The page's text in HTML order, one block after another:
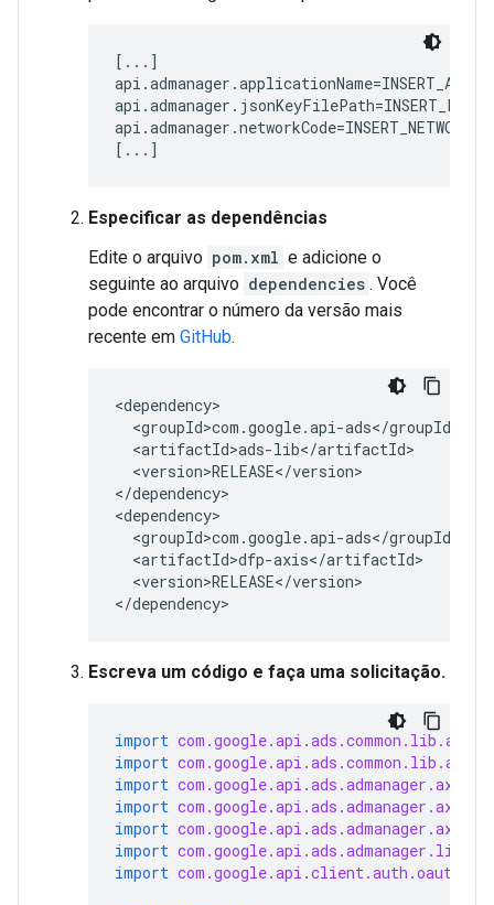
[...]
[...]
Especificar as dependências
Edite o arquivo pom.xml e adicione o
seguinte ao arquivo dependencies . Você
pode encontrar o número da versão mais
recente em GitHub.
<version>RELEASE</version>
</dependency>
<version>RELEASE</version>
</dependency>
Escreva um código e faça uma solicitação.
import
import
import
import
import
import
import